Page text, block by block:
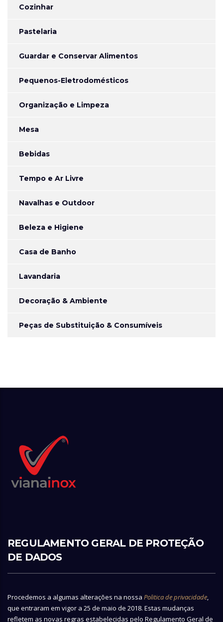
Cozinhar
Pastelaria
Guardar e Conservar Alimentos
Pequenos-Eletrodomésticos
Organização e Limpeza
Mesa
Bebidas
Tempo e Ar Livre
Navalhas e Outdoor
Beleza e Higiene
Casa de Banho
Lavandaria
Decoração & Ambiente
Peças de Substituição & Consumíveis
REGULAMENTO GERAL DE PROTEÇÃO
DE DADOS
Procedemos a algumas alterações na nossa Politica de privacidade,
que entraram em vigor a 25 de maio de 2018. Estas mudanças
refletem as novas regras estabelecidas pelo Regulamento Geral de